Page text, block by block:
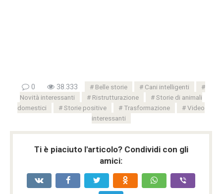
0 38.333 Belle storie
Cani intelligenti
Novità interessanti
Ristrutturazione
Storie di animali
domestici
Storie positive Trasformazione
Video
interessanti
Ti è piaciuto l'articolo? Condividi con gli
amici: